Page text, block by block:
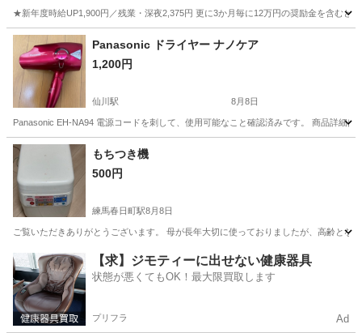
★新年度時給UP1,900円／残業・深夜2,375円 更に3か月毎に12万円の奨励金を含む
神奈川 藤沢市 Panasonic ドライヤー ナノケア
1,200円
仙川駅 8月8日
Panasonic EH-NA94 電源コードを刺して、使用可能なこと確認済みです。 商品詳細
東京 調布市 仙川駅
もちつき機
500円
練馬春日町駅8月8日
ご覧いただきありがとうございます。 母が長年大切に使っておりましたが、高齢と
東京 練馬区 練馬春日町駅 キッチン家電
【求】ジモティーに出せない健康器具
状態が悪くてもOK！最大限買取します
プリフラ Ad